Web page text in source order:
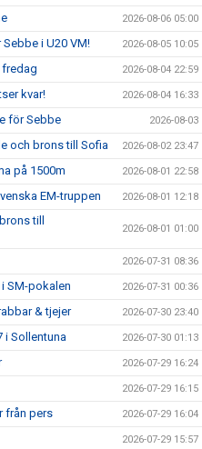
2026-08-06 05:00
i U20 VM! 2026-08-05 10:05
fredag 2026-08-04 22:59
kvar! 2026-08-04 16:33
för Sebbe 2026-08-03
och brons till Sofia 2026-08-02 23:47
på 1500m 2026-08-01 22:58
EM-truppen 2026-08-01 12:18
till
2026-08-01 01:00
2026-07-31 08:36
SM-pokalen 2026-07-31 00:36
& tjejer 2026-07-30 23:40
i Sollentuna 2026-07-30 01:13
2026-07-29 16:24
2026-07-29 16:15
från pers 2026-07-29 16:04
2026-07-29 15:57